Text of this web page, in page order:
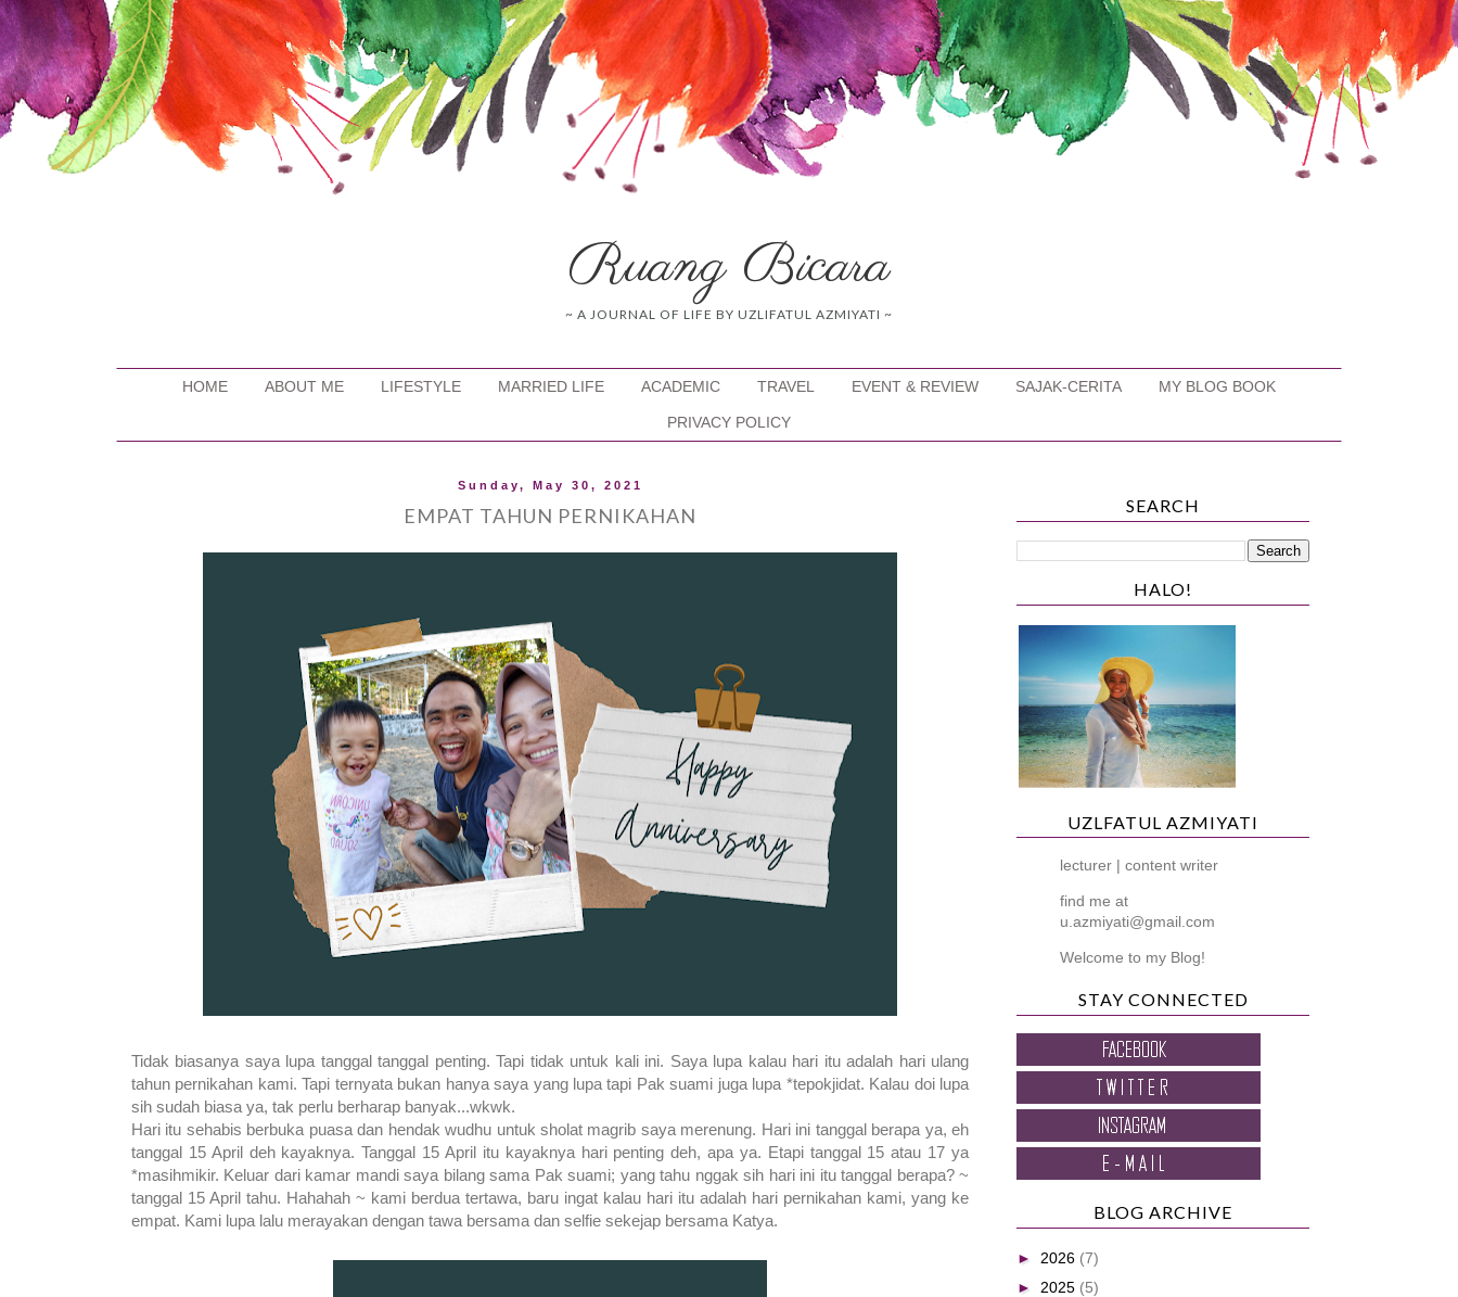
Ruang Bicara
~ A JOURNAL OF LIFE BY UZLIFATUL AZMIYATI ~
HOME ABOUT ME LIFESTYLE MARRIED LIFE ACADEMIC TRAVEL EVENT & REVIEW SAJAK-CERITA MY BLOG BOOK
PRIVACY POLICY
Sunday, May 30, 2021
EMPAT TAHUN PERNIKAHAN
Tidak biasanya saya lupa tanggal tanggal penting. Tapi tidak untuk kali ini. Saya lupa kalau hari itu adalah hari ulang
tahun pernikahan kami. Tapi ternyata bukan hanya saya yang lupa tapi Pak suami juga lupa *tepokjidat. Kalau doi lupa
sih sudah biasa ya, tak perlu berharap banyak...wkwk.
Hari itu sehabis berbuka puasa dan hendak wudhu untuk sholat magrib saya merenung. Hari ini tanggal berapa ya, eh
tanggal 15 April deh kayaknya. Tanggal 15 April itu kayaknya hari penting deh, apa ya. Etapi tanggal 15 atau 17 ya
*masihmikir. Keluar dari kamar mandi saya bilang sama Pak suami; yang tahu nggak sih hari ini itu tanggal berapa? ~
tanggal 15 April tahu. Hahahah ~ kami berdua tertawa, baru ingat kalau hari itu adalah hari pernikahan kami, yang ke
empat. Kami lupa lalu merayakan dengan tawa bersama dan selfie sekejap bersama Katya.
SEARCH
HALO!
UZLFATUL AZMIYATI
lecturer | content writer
find me at
u.azmiyati@gmail.com
Welcome to my Blog!
STAY CONNECTED
BLOG ARCHIVE
► 2026 (7)
► 2025 (5)